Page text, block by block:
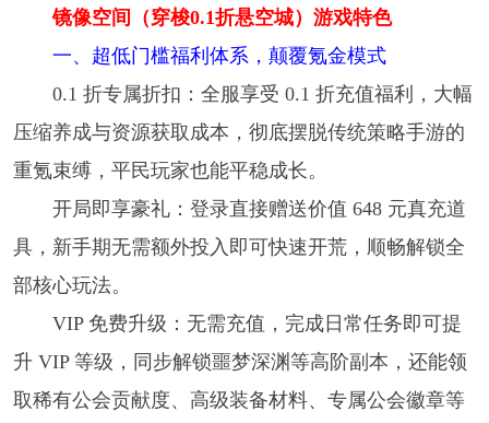
镜像空间（穿梭0.1折悬空城）游戏特色
一、超低门槛福利体系，颠覆氪金模式
0.1 折专属折扣：全服享受 0.1 折充值福利，大幅
压缩养成与资源获取成本，彻底摆脱传统策略手游的
重氪束缚，平民玩家也能平稳成长。
开局即享豪礼：登录直接赠送价值 648 元真充道
具，新手期无需额外投入即可快速开荒，顺畅解锁全
部核心玩法。
VIP 免费升级：无需充值，完成日常任务即可提
升 VIP 等级，同步解锁噩梦深渊等高阶副本，还能领
取稀有公会贡献度、高级装备材料、专属公会徽章等